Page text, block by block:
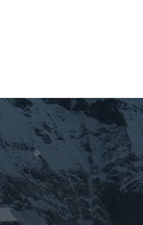
ARCHIVES
mars 2026
février 2026
décembre 2025
septembre 2024